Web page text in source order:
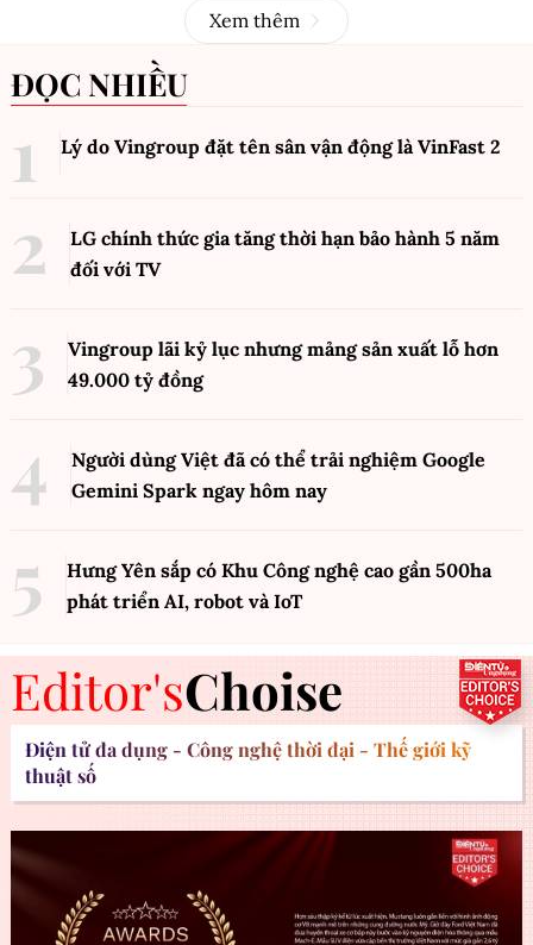
Xem thêm
ĐỌC NHIỀU
Lý do Vingroup đặt tên sân vận động là VinFast 2
LG chính thức gia tăng thời hạn bảo hành 5 năm
đối với TV
Vingroup lãi kỷ lục nhưng mảng sản xuất lỗ hơn
49.000 tỷ đồng
Người dùng Việt đã có thể trải nghiệm Google
Gemini Spark ngay hôm nay
Hưng Yên sắp có Khu Công nghệ cao gần 500ha
phát triển AI, robot và IoT
Editor'sChoise
Điện tử đa dụng - Công nghệ thời đại - Thế giới kỹ
thuật số